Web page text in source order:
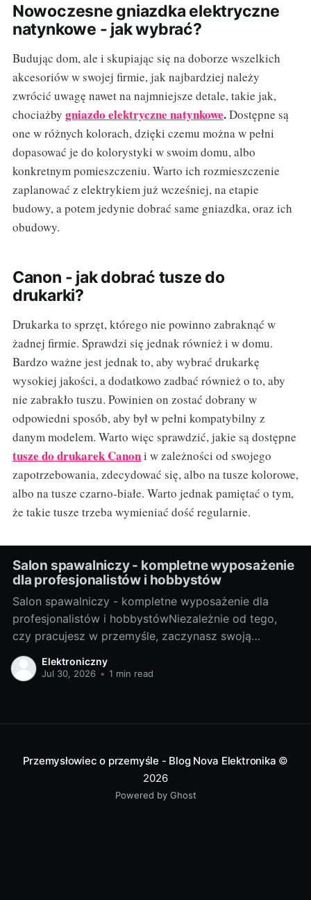
Nowoczesne gniazdka elektryczne
natynkowe - jak wybrać?
Budując dom, ale i skupiając się na doborze wszelkich
akcesoriów w swojej firmie, jak najbardziej należy
zwrócić uwagę nawet na najmniejsze detale, takie jak,
chociażby gniazdo elektryczne natynkowe.Dostępne są
one w różnych kolorach, dzięki czemu można w pełni
dopasować je do kolorystyki w swoim domu, albo
konkretnym pomieszczeniu. Warto ich rozmieszczenie
zaplanować z elektrykiem już wcześniej, na etapie
budowy, a potem jedynie dobrać same gniazdka, oraz ich
obudowy.
Canon - jak dobrać tusze do
drukarki?
Drukarka to sprzęt, którego nie powinno zabraknąć w
żadnej firmie. Sprawdzi się jednak również i w domu.
Bardzo ważne jest jednak to, aby wybrać drukarkę
wysokiej jakości, a dodatkowo zadbać również o to, aby
nie zabrakło tuszu. Powinien on zostać dobrany w
odpowiedni sposób, aby był w pełni kompatybilny z
danym modelem. Warto więc sprawdzić, jakie są dostępne
tusze do drukarek Canoni w zależności od swojego
zapotrzebowania, zdecydować się, albo na tusze kolorowe,
albo na tusze czarno-białe. Warto jednak pamiętać o tym,
że takie tusze trzeba wymieniać dość regularnie.
Salon spawalniczy - kompletne wyposażenie
dla profesjonalistów i hobbystów
Salon spawalniczy - kompletne wyposażenie dla
profesjonalistów i hobbystówNiezależnie od tego,
czy pracujesz w przemyśle, zaczynasz swoją
przygodę z hobbystycznym spawaniem, czy jesteś
gdzieś pomiędzy, salon spawalniczy to miejsce, które
dokładnie jest spawalnictwo. Spojrzenie na świat
Elektroniczny
Jul 30, 2026 • 1 min read
Przemysłowiec o przemyśle - Blog Nova Elektronika ©
2026
Powered by Ghost